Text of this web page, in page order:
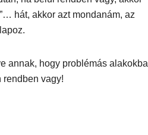
hát, akkor azt mondanám, az
annak, hogy problémás alakokba
rendben vagy!